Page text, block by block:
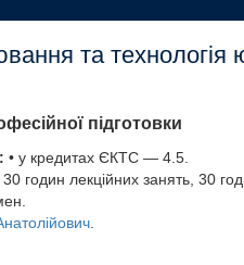
та технологія
підготовки
• у кредитах ЄКТС — 4.5.
30 годин лекційних занять, 30